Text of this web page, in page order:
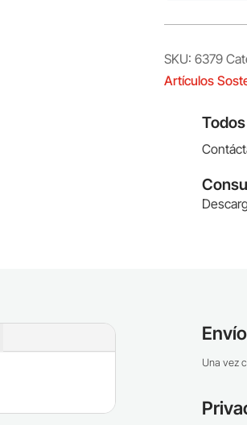
SKU: 6379
Artículos
Una vez